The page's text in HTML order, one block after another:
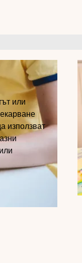
или
използват